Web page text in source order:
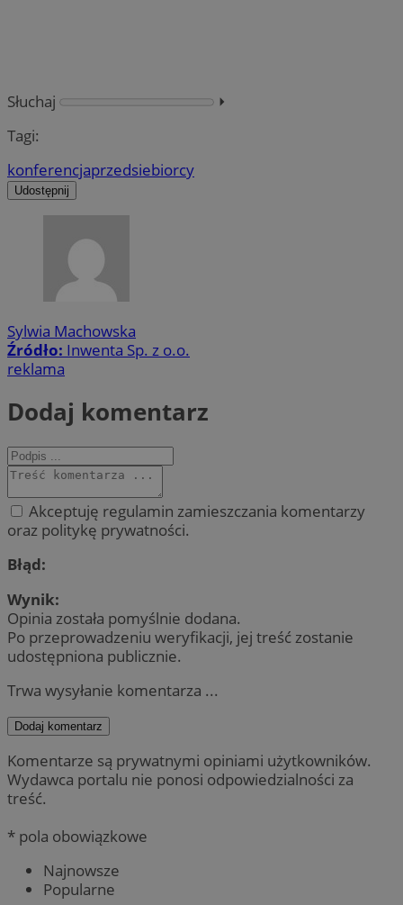
Słuchaj
⏵︎
Tagi:
konferencjaprzedsiebiorcy
Udostępnij
Sylwia Machowska
Źródło: Inwenta Sp. z o.o.
reklama
Dodaj komentarz
Akceptuję regulamin zamieszczania komentarzy
oraz politykę prywatności.
Błąd:
Wynik:
Opinia została pomyślnie dodana.
Po przeprowadzeniu weryfikacji, jej treść zostanie
udostępniona publicznie.
Trwa wysyłanie komentarza ...
Dodaj komentarz
Komentarze są prywatnymi opiniami użytkowników.
Wydawca portalu nie ponosi odpowiedzialności za
treść.
* pola obowiązkowe
Najnowsze
Popularne